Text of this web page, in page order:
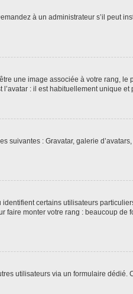
à un administrateur s’il peut
une image associée à votre rang,
: il est habituellement unique
: Gravatar, galerie
certains utilisateurs
monter votre rang : beaucoup
utilisateurs via un formulaire